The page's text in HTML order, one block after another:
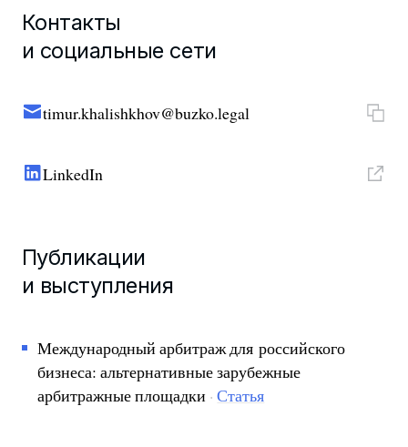
Контакты
и социальные сети
timur.khalishkhov@buzko.legal
LinkedIn
Публикации
и выступления
Международный арбитраж для российского
бизнеса: альтернативные зарубежные
арбитражные площадки · Статья